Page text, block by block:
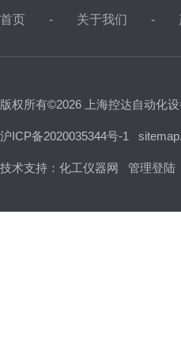
首页 关于我们
版权所有©2026 上海控达自动化
沪ICP备2020035344号-1
技术支持： 化工仪器网 管理登陆